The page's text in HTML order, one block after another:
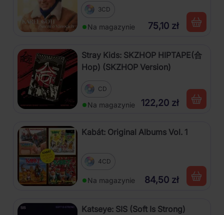
3CD
Na magazynie 75,10 zł
Stray Kids: SKZHOP HIPTAPE(合
Hop) (SKZHOP Version)
CD
Na magazynie 122,20 zł
Kabát: Original Albums Vol. 1
4CD
Na magazynie 84,50 zł
Katseye: SIS (Soft Is Strong)